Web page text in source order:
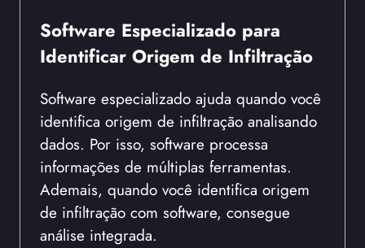
Software Especializado para
Identificar Origem de Infiltração
Software especializado ajuda quando você
identifica origem de infiltração analisando
dados. Por isso, software processa
informações de múltiplas ferramentas.
Ademais, quando você identifica origem
de infiltração com software, consegue
análise integrada.